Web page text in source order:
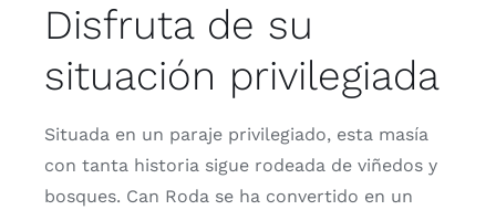
Disfruta de su
situación privilegiada
Situada en un paraje privilegiado, esta masía
con tanta historia sigue rodeada de viñedos y
bosques. Can Roda se ha convertido en un